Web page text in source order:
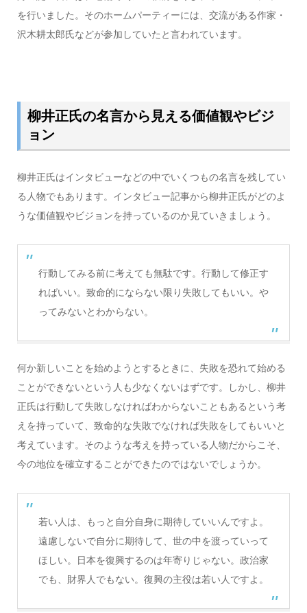
を行いました。そのホームパーティーには、交流がある作家・
沢木耕太郎氏などが参加していたと言われています。
柳井正氏の名言から見える価値観やビジ
ョン
柳井正氏はインタビューなどの中でいくつもの名言を残してい
る人物でもあります。インタビュー記事から柳井正氏がどのよ
うな価値観やビジョンを持っているのか見ていきましょう。
行動してみる前に考えても無駄です。行動して修正す
ればいい。致命的にならない限り失敗してもいい。や
ってみないとわからない。
何か新しいことを始めようとするときに、失敗を恐れて始める
ことができないという人も少なくないはずです。しかし、柳井
正氏は行動して失敗しなければわからないこともあるという考
えを持っていて、致命的な失敗でなければ失敗をしてもいいと
考えています。そのような考えを持っている人物だからこそ、
今の地位を確立することができたのではないでしょうか。
若い人は、もっと自分自身に期待していいんですよ。
遠慮しないで自分に期待して、世の中を渡っていって
ほしい。日本を復興するのは年寄りじゃない。政治家
でも、財界人でもない。復興の主役は若い人ですよ。